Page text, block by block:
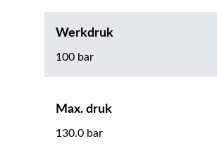
Werkdruk
100 bar
Max. druk
130.0 bar